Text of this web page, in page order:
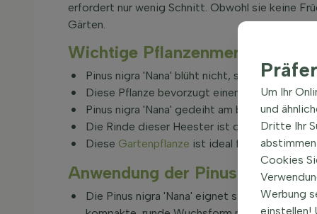
erfordert nur wenig Schnitt. Obwohl sie keine
Gärten.
Wichtige Pflanzenmerkmale
Pinus nigra 'Nana' blüht nicht, sondern
Diese Pflanze bevorzugt einen sonnigen
Pinus nigra 'Nana' gedeiht am besten in
Die Rinde dieser Heester ist dunkel und die
Diese Gartenpflanze ist ideal für kleine
Anwendung der Pinus nigra
Die Pinus nigra 'Nana' eignet sich
Um Ihr
und
Dritte Ihr
Cookies
Werbung
einstellen!